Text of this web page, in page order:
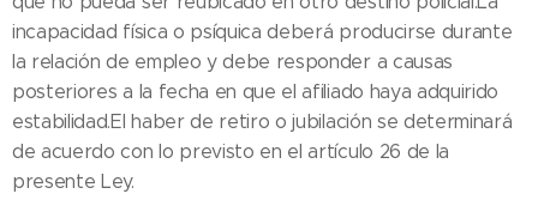
incapacidad física o psíquica deberá producirse durante
la relación de empleo y debe responder a causas
posteriores a la fecha en que el afiliado haya adquirido
estabilidad.El haber de retiro o jubilación se determinará
de acuerdo con lo previsto en el artículo 26 de la
presente Ley.